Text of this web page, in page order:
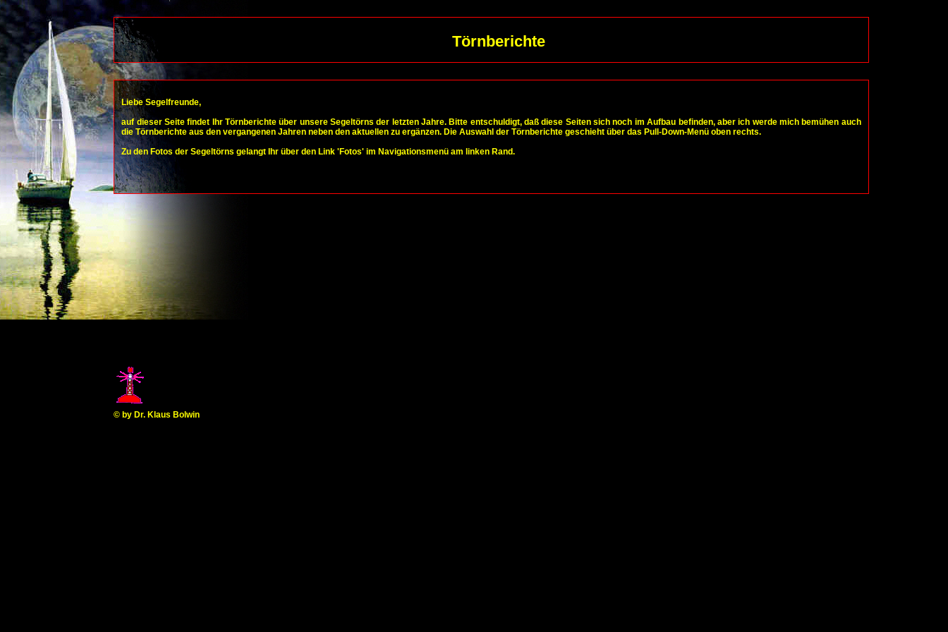
Törnberichte
Liebe Segelfreunde,
auf dieser Seite findet Ihr Törnberichte über unsere Segeltörns der letzten Jahre. Bitte entschuldigt, daß diese Seiten sich noch im Aufbau befinden, aber ich werde mich bemühen auch
die Törnberichte aus den vergangenen Jahren neben den aktuellen zu ergänzen. Die Auswahl der Törnberichte geschieht über das Pull-Down-Menü oben rechts.
Zu den Fotos der Segeltörns gelangt Ihr über den Link 'Fotos' im Navigationsmenü am linken Rand.
© by Dr. Klaus Bolwin